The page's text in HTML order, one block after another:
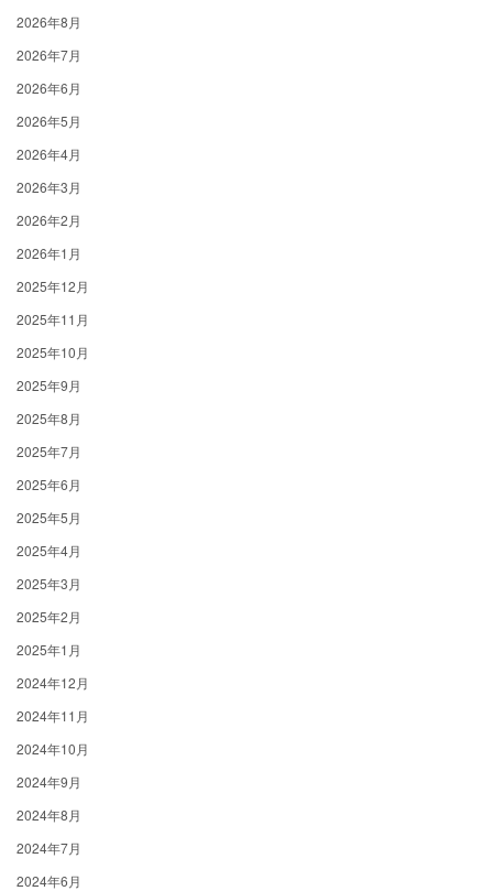
2026年8月
2026年7月
2026年6月
2026年5月
2026年4月
2026年3月
2026年2月
2026年1月
2025年12月
2025年11月
2025年10月
2025年9月
2025年8月
2025年7月
2025年6月
2025年5月
2025年4月
2025年3月
2025年2月
2025年1月
2024年12月
2024年11月
2024年10月
2024年9月
2024年8月
2024年7月
2024年6月